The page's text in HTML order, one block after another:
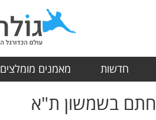
חדשות מאמנים מומלצים
חתם בשמשון ת"א